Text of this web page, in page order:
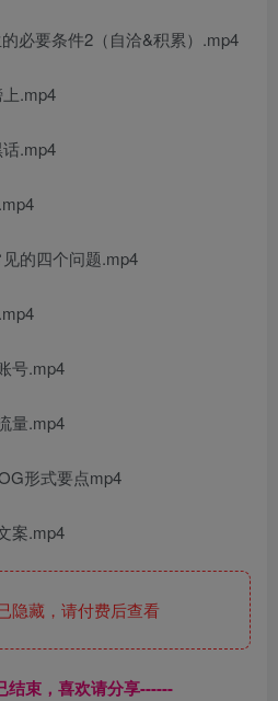
必要条件2（自洽&积累）.mp4
.mp4
.mp4
的四个问题.mp4
号.mp4
量.mp4
形式要点mp4
案.mp4
隐藏，请付费后查看
结束，喜欢请分享------